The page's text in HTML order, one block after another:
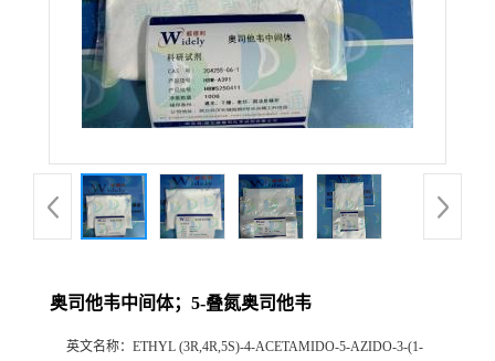
奥司他韦中间体；5-叠氮奥司他韦
英文名称： ETHYL (3R,4R,5S)-4-ACETAMIDO-5-AZIDO-3-(1-